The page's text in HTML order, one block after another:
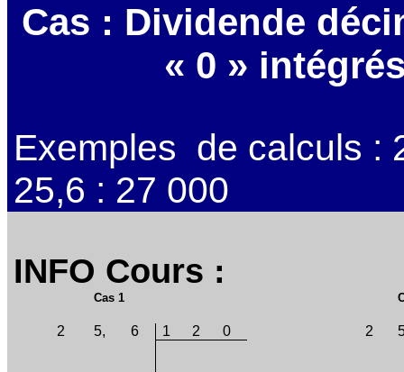
Cas : Dividende
« 0 »
Exemples de calculs :
25,6 : 27 000
INFO Cours :
Cas 1
2 5, 6 1 2 0 2